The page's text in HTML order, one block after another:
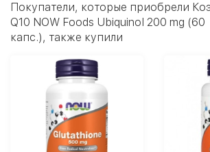
Покупатели, которые приобрели
Q10 NOW Foods Ubiquinol 200 mg (60
капс.), также купили